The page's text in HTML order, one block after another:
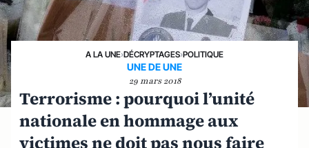
A LA UNE›DÉCRYPTAGES›POLITIQUE
UNE DE UNE
29 mars 2018
Terrorisme : pourquoi l’unité
nationale en hommage aux
victimes ne doit pas nous faire